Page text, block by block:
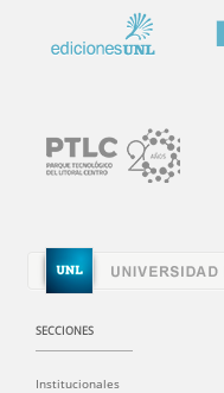
SECCIONES
Institucionales